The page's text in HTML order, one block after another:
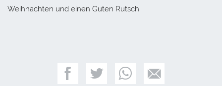
Weihnachten und einen Guten Rutsch.